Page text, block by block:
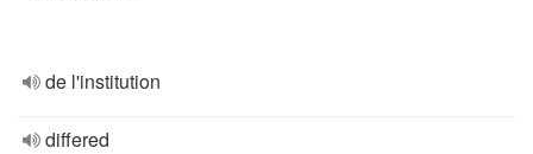
de l'institution
differed